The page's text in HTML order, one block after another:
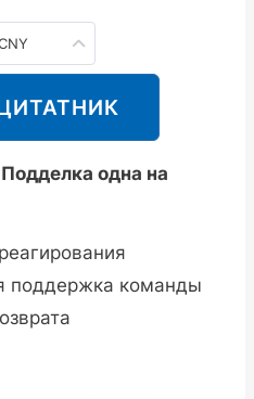
одна на
поддержка команды